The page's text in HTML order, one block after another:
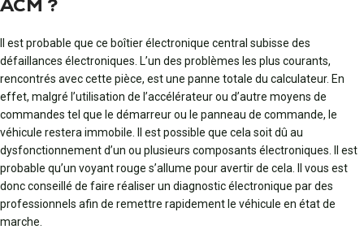
ACM ?
Il est probable que ce boîtier électronique central subisse des
défaillances électroniques. L’un des problèmes les plus courants,
rencontrés avec cette pièce, est une panne totale du calculateur. En
effet, malgré l’utilisation de l’accélérateur ou d’autre moyens de
commandes tel que le démarreur ou le panneau de commande, le
véhicule restera immobile. Il est possible que cela soit dû au
dysfonctionnement d’un ou plusieurs composants électroniques. Il est
probable qu’un voyant rouge s’allume pour avertir de cela. Il vous est
donc conseillé de faire réaliser un diagnostic électronique par des
professionnels afin de remettre rapidement le véhicule en état de
marche.